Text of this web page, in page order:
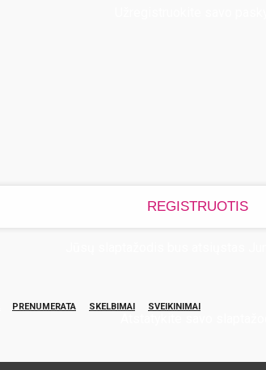
PRENUMERATA SKELBIMAI SVEIKINIMAI